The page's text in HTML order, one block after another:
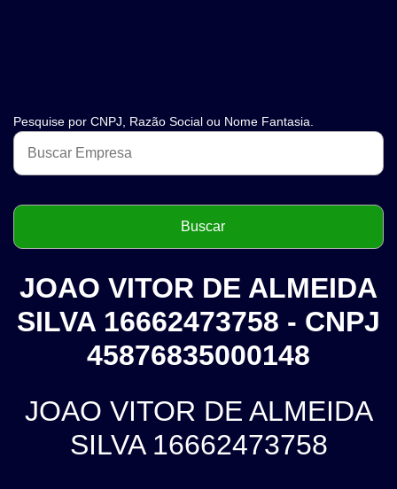
Pesquise por CNPJ, Razão Social ou Nome Fantasia.
JOAO VITOR DE ALMEIDA
SILVA 16662473758 - CNPJ
45876835000148
JOAO VITOR DE ALMEIDA
SILVA 16662473758